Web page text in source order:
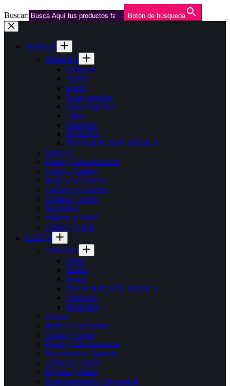
Buscar: Botón de búsqueda
Saltar
al
contenidoPERROS
Alimentos
Cachorro
Adulto
Senior
Raza pequeña
Hipoalergénico
Light
Húmedos
SNACKS
PRESCRIPCIÓN MÉDICA
Juguetes
Platos y Dispensadores
Jaulas y Caniles
Ropa y Accesorios
Cadenas y Cuerdas
Collares y Arnés
Seguridad
Higiene y Salud
Camas y Casas
GATOS
Alimentos
Kitten
Adulto
Senior
PRESCRIPCIÓN MÉDICA
Húmedos
SNACKS
Arenas
Baños y Accesorios
Camas y Casas
Platos y Dispensadores
Rascadores y Juguetes
Collares y Arnés
Higiene y Salud
Transportadores y Seguridad